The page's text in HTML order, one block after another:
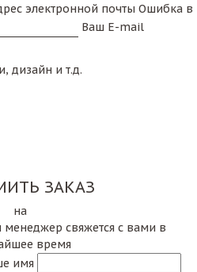
электронной почты Ошибка в
Ваш E-mail
дизайн и т.д.
ЗАКАЗ
на
менеджер свяжется с вами в
время
имя